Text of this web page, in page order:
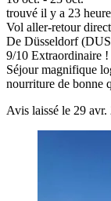
trouvé il y a 23
Vol aller-retour
De Düsseldorf
9/10 Extraordinaire
Séjour magnifique
nourriture de bonne
Avis laissé le 29 avr.